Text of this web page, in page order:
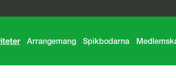
Arrangemang Spikbodarna